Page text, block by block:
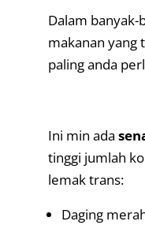
Dalam banyak-
makanan yang
paling anda
Ini min ada
tinggi jumlah
lemak trans:
Daging